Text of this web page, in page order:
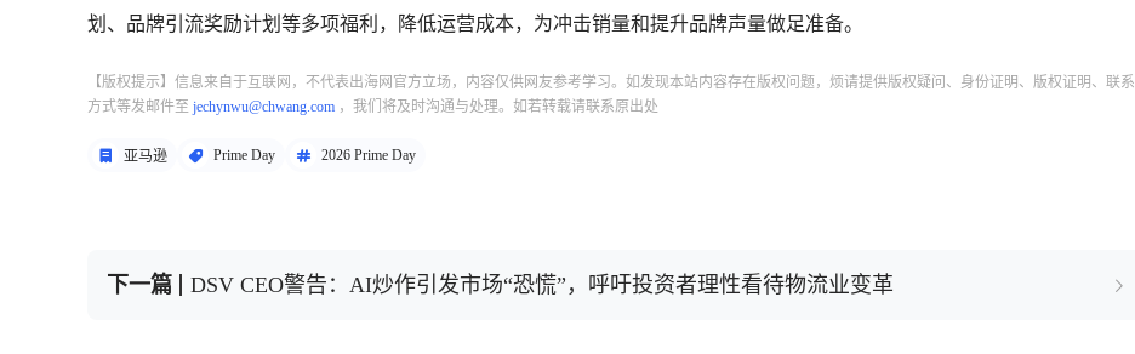
划、品牌引流奖励计划等多项福利，降低运营成本，为冲击销量和提升品牌声量做足准备。
【版权提示】信息来自于互联网，不代表出海网官方立场，内容仅供网友参考学习。如发现本站内容存在版权问题，烦请提供版权疑问、身份证明、版权证明、联系
方式等发邮件至 jechynwu@chwang.com ，我们将及时沟通与处理。如若转载请联系原出处
亚马逊 Prime Day 2026 Prime Day
下一篇 DSV CEO警告：AI炒作引发市场“恐慌”，呼吁投资者理性看待物流业变革